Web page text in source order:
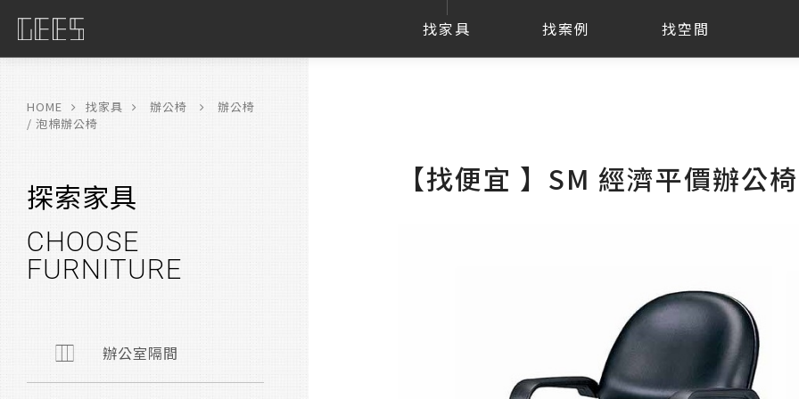
找家具 找案例 找空間
HOME 找家具 辦公椅
辦公椅
/ 泡棉辦公椅
探索家具
CHOOSE
FURNITURE
辦公室隔間
【找便宜 】SM 經濟平價辦公椅